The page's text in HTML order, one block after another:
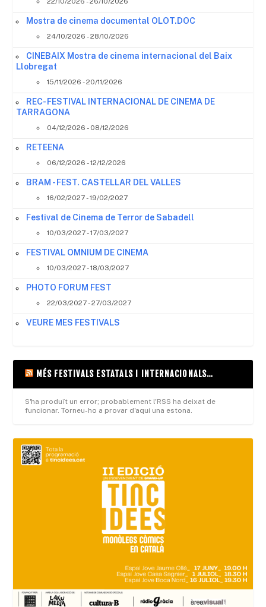
Mostra de cinema documental OLOT.DOC
24/10/2026 - 28/10/2026
CINEBAIX Mostra de cinema internacional del Baix
Llobregat
15/11/2026 - 20/11/2026
REC- FESTIVAL INTERNACIONAL DE CINEMA DE
TARRAGONA
04/12/2026 - 08/12/2026
RETEENA
06/12/2026 - 12/12/2026
BRAM - FEST. CASTELLAR DEL VALLES
16/02/2027 - 19/02/2027
Festival de Cinema de Terror de Sabadell
10/03/2027 - 17/03/2027
FESTIVAL OMNIUM DE CINEMA
10/03/2027 - 18/03/2027
PHOTO FORUM FEST
22/03/2027 - 27/03/2027
VEURE MES FESTIVALS
MÉS FESTIVALS ESTATALS I INTERNACIONALS…
S'ha produït un error; probablement l'RSS ha deixat de
funcionar. Torneu-ho a provar d'aquí una estona.